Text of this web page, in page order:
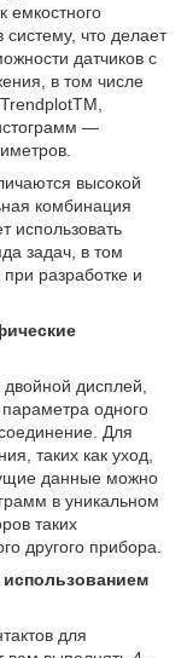
емкостного
что делает
датчиков с
в том числе
—
высокой
комбинация
использовать
задач, в том
разработке и
дисплей,
одного
Для
таких как уход,
данные можно
в уникальном
таких
другого прибора.
для